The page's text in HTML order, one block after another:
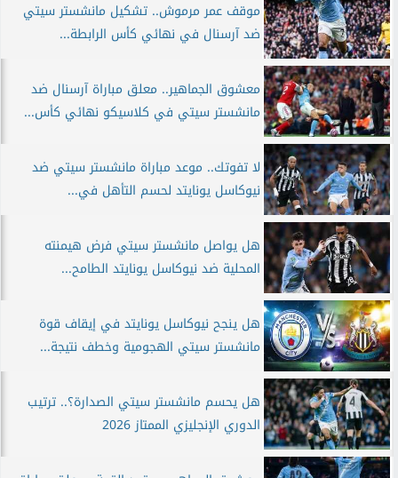
موقف عمر مرموش.. تشكيل مانشستر سيتي
ضد آرسنال في نهائي كأس الرابطة...
معشوق الجماهير.. معلق مباراة آرسنال ضد
مانشستر سيتي في كلاسيكو نهائي كأس...
لا تفوتك.. موعد مباراة مانشستر سيتي ضد
نيوكاسل يونايتد لحسم التأهل في...
هل يواصل مانشستر سيتي فرض هيمنته
المحلية ضد نيوكاسل يونايتد الطامح...
هل ينجح نيوكاسل يونايتد في إيقاف قوة
مانشستر سيتي الهجومية وخطف نتيجة...
هل يحسم مانشستر سيتي الصدارة؟.. ترتيب
الدوري الإنجليزي الممتاز 2026